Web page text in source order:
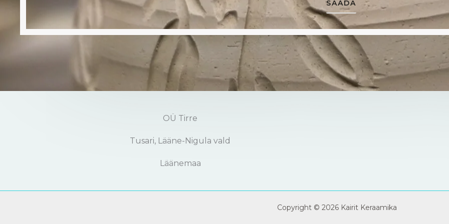
SAADA
OÜ Tirre
Tusari, Lääne-Nigula vald
Läänemaa
Copyright © 2026 Kairit Keraamika